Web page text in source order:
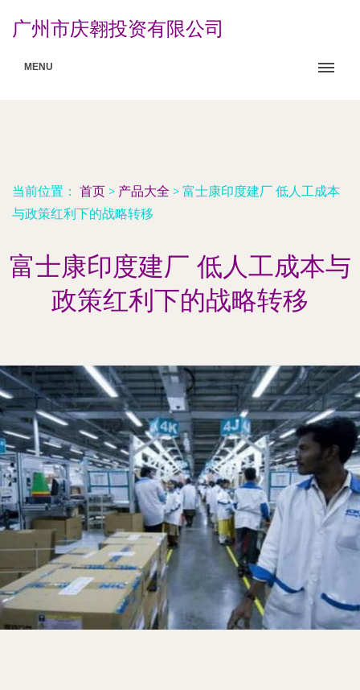
广州市庆翱投资有限公司
MENU
当前位置： 首页 > 产品大全 > 富士康印度建厂 低人工成本
与政策红利下的战略转移
富士康印度建厂 低人工成本与
政策红利下的战略转移